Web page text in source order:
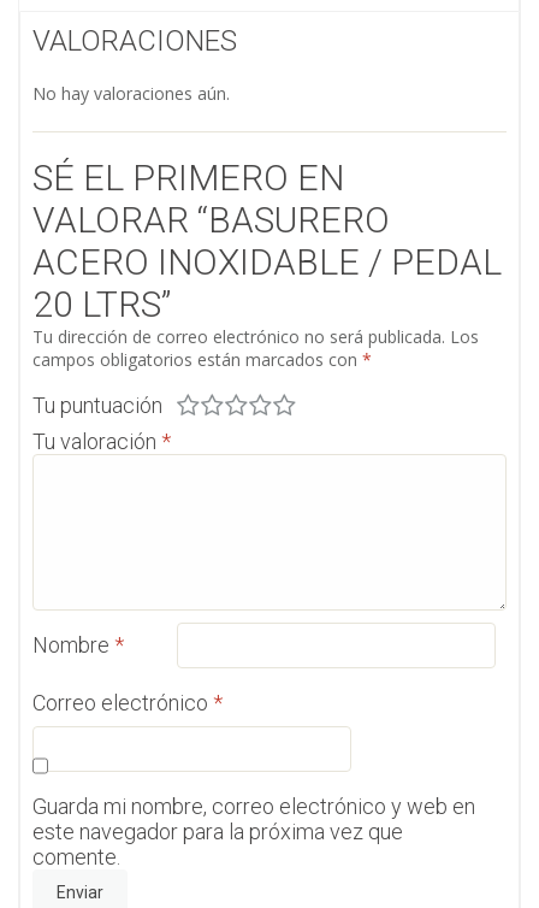
VALORACIONES
No hay valoraciones aún.
SÉ EL PRIMERO EN
VALORAR “BASURERO
ACERO INOXIDABLE / PEDAL
20 LTRS”
Tu dirección de correo electrónico no será publicada. Los
campos obligatorios están marcados con *
Tu puntuación
Tu valoración *
Nombre *
Correo electrónico *
Guarda mi nombre, correo electrónico y web en
este navegador para la próxima vez que
comente.